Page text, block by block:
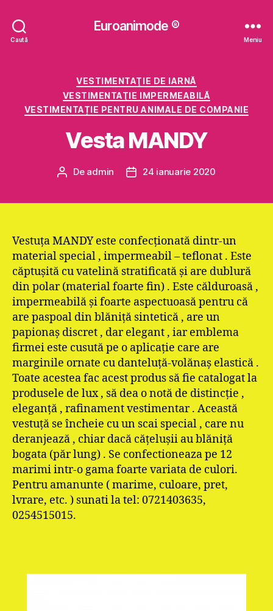
Caută
Euroanimode ®
Meniu
Categorii
VESTIMENTAŢIE DE IARNĂ
VESTIMENTAŢIE IMPERMEABILĂ
VESTIMENTAȚIE PENTRU ANIMALE DE COMPANIE
Vesta MANDY
Autor
De admin
Dată24 ianuarie 2020
Vestuţa MANDY este confecţionată dintr-un
material special , impermeabil – teflonat . Este
căptuşită cu vatelină stratificată şi are dublură
din polar (material foarte fin) . Este călduroasă ,
impermeabilă şi foarte aspectuoasă pentru că
are paspoal din blăniţă sintetică , are un
papionaş discret , dar elegant , iar emblema
firmei este cusută pe o aplicaţie care are
marginile ornate cu danteluţă-volănaş elastică .
Toate acestea fac acest produs să fie catalogat la
produsele de lux , să dea o notă de distincţie ,
eleganţă , rafinament vestimentar . Această
vestuţă se încheie cu un scai special , care nu
deranjează , chiar dacă căţeluşii au blăniţă
bogata (păr lung) . Se confectioneaza pe 12
marimi intr-o gama foarte variata de culori.
Pentru amanunte ( marime, culoare, pret,
lvrare, etc. ) sunati la tel: 0721403635,
0254515015.